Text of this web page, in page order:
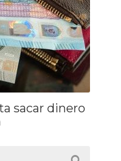
sacar dinero